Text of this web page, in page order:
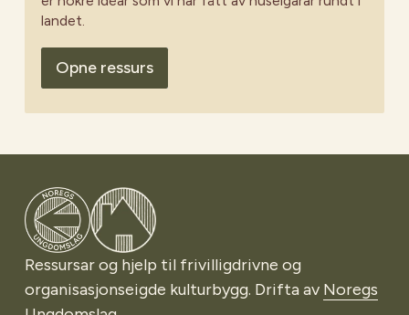
landet.
Opne ressurs
Gå til Noregs Ungdomslag
Ressursar og hjelp til frivilligdrivne og
organisasjonseigde kulturbygg. Drifta av Noregs